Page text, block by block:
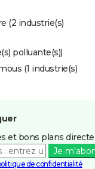
(2 industrie(s)
polluante(s))
(1 industrie(s)
et bons plans
Je
de confidentialité